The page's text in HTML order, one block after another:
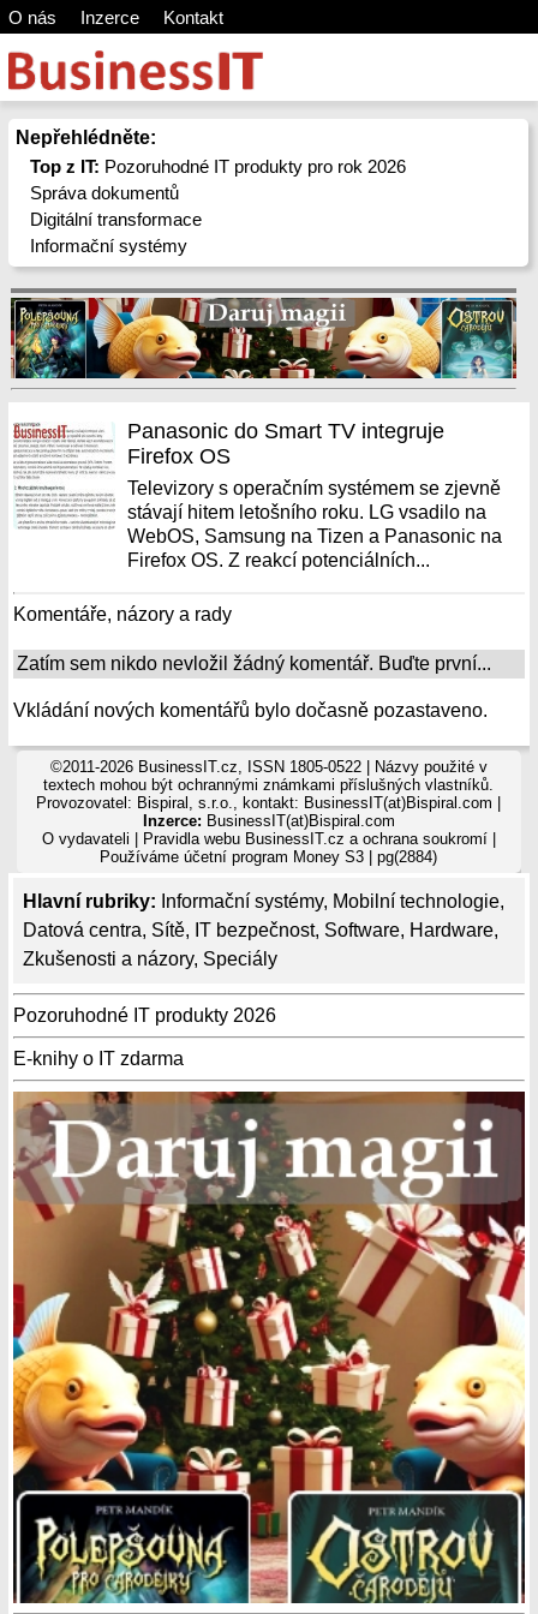
O nás Inzerce Kontakt
Nepřehlédněte:
Top z IT: Pozoruhodné IT produkty pro rok 2026
Správa dokumentů
Digitální transformace
Informační systémy
Hlavní rubriky: Informační systémy, Mobilní technologie,
Datová centra, Sítě, IT bezpečnost, Software, Hardware,
Zkušenosti a názory, Speciály
Pozoruhodné IT produkty 2026
E-knihy o IT zdarma
Panasonic do Smart TV integruje
Firefox OS
Televizory s operačním systémem se zjevně
stávají hitem letošního roku. LG vsadilo na
WebOS, Samsung na Tizen a Panasonic na
Firefox OS. Z reakcí potenciálních...
Komentáře, názory a rady
Zatím sem nikdo nevložil žádný komentář. Buďte první...
Vkládání nových komentářů bylo dočasně pozastaveno.
©2011-2026 BusinessIT.cz, ISSN 1805-0522 | Názvy použité v
textech mohou být ochrannými známkami příslušných vlastníků.
Provozovatel: Bispiral, s.r.o., kontakt: BusinessIT(at)Bispiral.com |
Inzerce: BusinessIT(at)Bispiral.com
O vydavateli
Pravidla webu BusinessIT.cz a ochrana soukromí|
Používámeúčetní program Money S3 | pg(2884)